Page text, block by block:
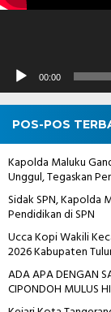
00:00
POS-POS
Kapolda Maluku
Unggul, Tegaskan
Sidak SPN, Kapolda
Pendidikan di SPN
Ucca Kopi Wakili
2026 Kabupaten
ADA APA DENGAN
CIPONDOH MULUS